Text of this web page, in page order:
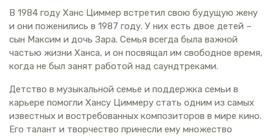
В 1984 году Ханс Циммер встретил свою будущую жену
и они поженились в 1987 году. У них есть двое детей –
сын Максим и дочь Зара. Семья всегда была важной
частью жизни Ханса, и он посвящал им свободное время,
когда не был занят работой над саундтреками.
Детство в музыкальной семье и поддержка семьи в
карьере помогли Хансу Циммеру стать одним из самых
известных и востребованных композиторов в мире кино.
Его талант и творчество принесли ему множество